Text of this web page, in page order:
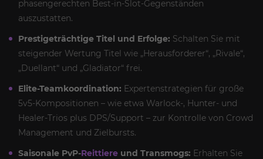
phasengerechten Best-in-Slot-Gegenständen
auszustatten.
Prestigeträchtige Titel und Erfolge: Schalten Sie mit
steigender Wertung Titel wie „Herausforderer“, „Rivale“,
„Duellant“ und „Gladiator“ frei.
Elite-Teamkoordination: Expertenstrategien für große
5v5-Kompositionen – wie etwa Warlock-, Hunter- und
Healer-Trios plus DPS/Support – zur Kontrolle von Crowd
Management und Zielbursts.
Saisonale PvP-Reittiere und Transmogs: Erhalten Sie